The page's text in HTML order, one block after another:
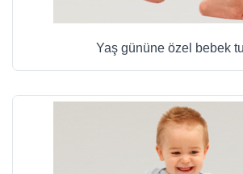
Yaş gününe özel bebek